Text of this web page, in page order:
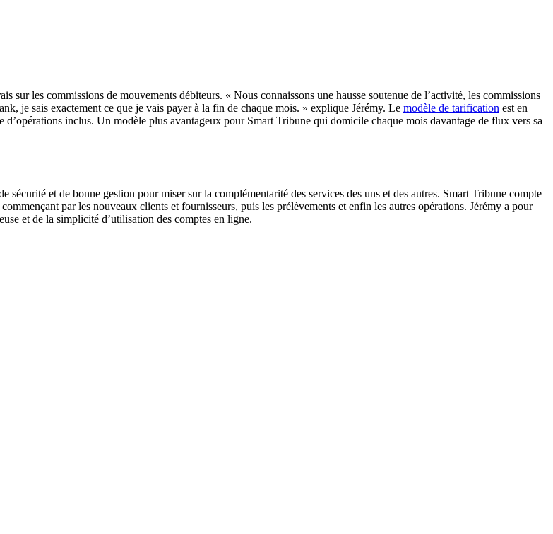
sur les commissions de mouvements débiteurs. « Nous connaissons une hausse soutenue de l’activité, les commissions
je sais exactement ce que je vais payer à la fin de chaque mois. » explique Jérémy. Le modèle de tarification est en
inclus. Un modèle plus avantageux pour Smart Tribune qui domicile chaque mois davantage de flux vers sa
sécurité et de bonne gestion pour miser sur la complémentarité des services des uns et des autres. Smart Tribune compte
par les nouveaux clients et fournisseurs, puis les prélèvements et enfin les autres opérations. Jérémy a pour
et de la simplicité d’utilisation des comptes en ligne.